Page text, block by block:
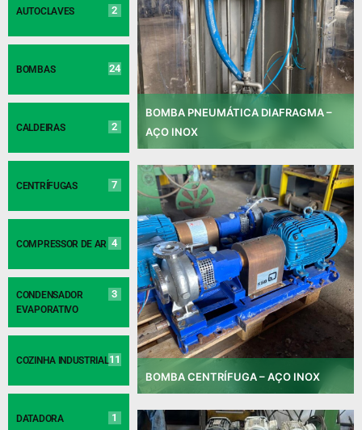
AUTOCLAVES 2
BOMBAS 24
CALDEIRAS 2
CENTRÍFUGAS 7
COMPRESSOR DE AR 4
CONDENSADOR
EVAPORATIVO
3
COZINHA INDUSTRIAL11
DATADORA 1
BOMBA PNEUMÁTICA DIAFRAGMA –
AÇO INOX
BOMBA CENTRÍFUGA – AÇO INOX